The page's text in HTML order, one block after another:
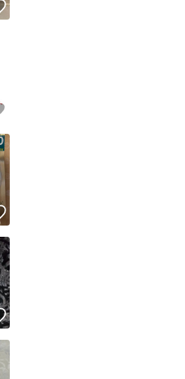
について
ザーにバッジを付与しています
リアした安心・安全なユーザーです
リマの取引を完了させた実績があります
サービスでの取引実績があります
ているものではありません
コピーします
ジへ
ル
いいね！
いいね！